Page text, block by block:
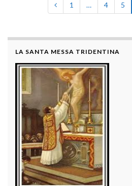
1 … 4 5
LA SANTA MESSA TRIDENTINA